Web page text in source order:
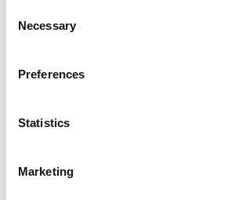
Selection
Necessary
Preferences
Statistics
Marketing